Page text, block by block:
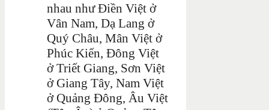
nhau như Điền Việt ở
Vân Nam, Dạ Lang ở
Quý Châu, Mân Việt ở
Phúc Kiến, Đông Việt
ở Triết Giang, Sơn Việt
ở Giang Tây, Nam Việt
ở Quảng Đông, Âu Việt